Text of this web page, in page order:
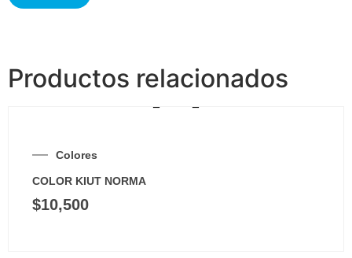
Productos relacionados
Colores
COLOR KIUT NORMA
$10,500